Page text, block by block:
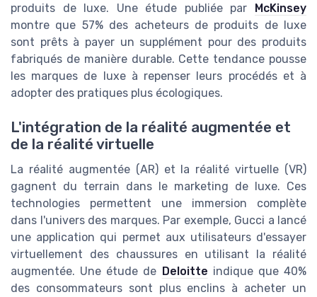
produits de luxe. Une étude publiée par McKinsey
montre que 57% des acheteurs de produits de luxe
sont prêts à payer un supplément pour des produits
fabriqués de manière durable. Cette tendance pousse
les marques de luxe à repenser leurs procédés et à
adopter des pratiques plus écologiques.
L'intégration de la réalité augmentée et
de la réalité virtuelle
La réalité augmentée (AR) et la réalité virtuelle (VR)
gagnent du terrain dans le marketing de luxe. Ces
technologies permettent une immersion complète
dans l'univers des marques. Par exemple, Gucci a lancé
une application qui permet aux utilisateurs d'essayer
virtuellement des chaussures en utilisant la réalité
augmentée. Une étude de Deloitte indique que 40%
des consommateurs sont plus enclins à acheter un